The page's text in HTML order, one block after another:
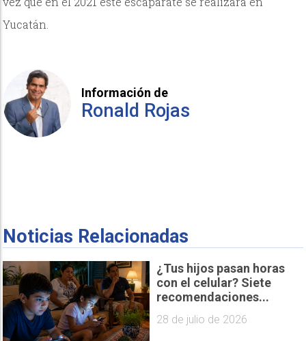
Yucatán.
Información de
Ronald Rojas
Noticias Relacionadas
¿Tus hijos pasan horas
con el celular? Siete
recomendaciones...
28 de julio de 2026